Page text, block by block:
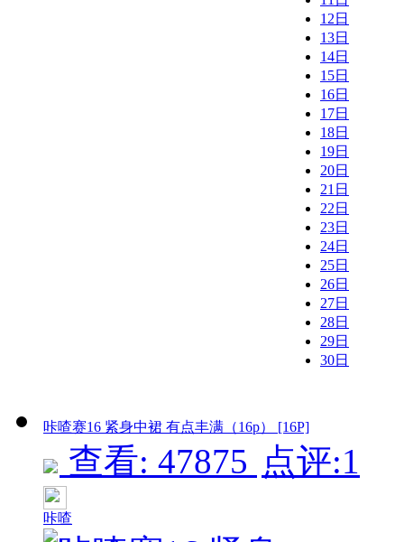
12日
13日
14日
15日
16日
17日
18日
19日
20日
21日
22日
23日
24日
25日
26日
27日
28日
29日
30日
咔喳赛16 紧身中裙 有点丰满（16p） [16P]
查看: 47875 点评:1
咔喳